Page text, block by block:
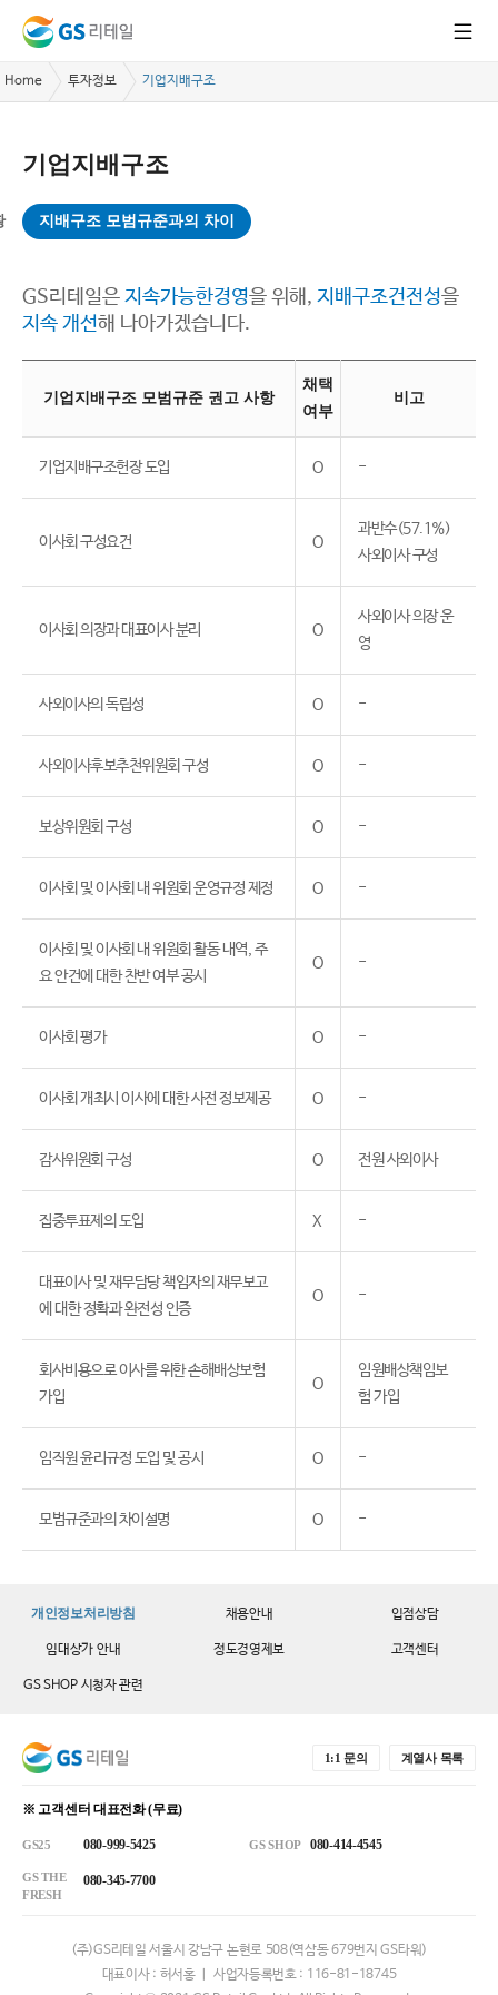
Home 투자정보 기업지배구조
기업지배구조
지배구조 모범규준과의 차이
GS리테일은 지속가능한경영을 위해, 지배구조건전성을
지속 개선해 나아가겠습니다.
기업지배구조 모범규준 권고 사항
채택
여부
비고
기업지배구조헌장 도입 O -
이사회 구성요건 O
과반수(57.1%)
사외이사 구성
이사회 의장과 대표이사 분리 O
사외이사 의장 운
영
사외이사의 독립성 O -
사외이사후보추천위원회 구성 O -
보상위원회 구성 O -
이사회 및 이사회 내 위원회 운영규정 제정 O -
이사회 및 이사회 내 위원회 활동 내역, 주
요 안건에 대한 찬반 여부 공시
O -
이사회 평가 O -
이사회 개최시 이사에 대한 사전 정보제공 O -
감사위원회 구성 O 전원 사외이사
집중투표제의 도입 X -
대표이사 및 재무담당 책임자의 재무보고
에 대한 정확과 완전성 인증
O -
회사비용으로 이사를 위한 손해배상보험
가입
O
임원배상책임보
험 가입
임직원 윤리규정 도입 및 공시 O -
모범규준과의 차이설명 O -
개인정보처리방침 채용안내 입점상담
임대상가 안내 정도경영제보 고객센터
GS SHOP 시청자 관련
1:1 문의 계열사 목록
※ 고객센터 대표전화 (무료)
GS25 080-999-5425 GS SHOP 080-414-4545
GS THE
FRESH
080-345-7700
(주)GS리테일 서울시 강남구 논현로 508(역삼동 679번지 GS타워)
대표이사 : 허서홍 ㅣ 사업자등록번호 : 116-81-18745